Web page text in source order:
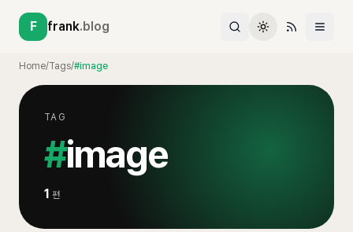
F frank.blog
Home/Tags/#image
TAG
#image
1 편